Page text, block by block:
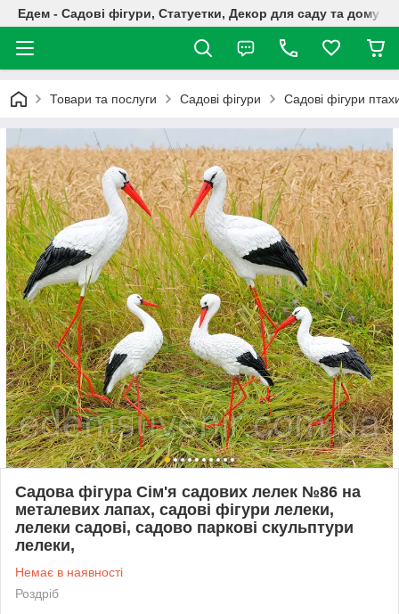
Едем - Садові фігури, Статуетки, Декор для саду та дому
Товари та послуги Садові фігури Садові фігури
Садова фігура Сім'я садових лелек №86 на
металевих лапах, садові фігури лелеки,
лелеки садові, садово паркові скульптури
лелеки,
Немає в наявності
Роздріб